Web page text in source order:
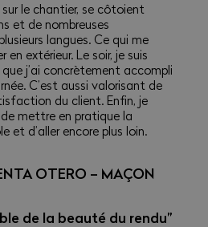
sur le chantier, se côtoient
et de nombreuses
langues. Ce qui me
en extérieur. Le soir, je suis
j’ai concrètement accompli
C’est aussi valorisant de
du client. Enfin, je
mettre en pratique la
et d’aller encore plus loin.
OTERO – MAÇON
de la beauté du rendu”